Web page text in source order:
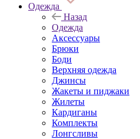
Одежда
Назад
Одежда
Аксессуары
Брюки
Боди
Верхняя одежда
Джинсы
Жакеты и пиджаки
Жилеты
Кардиганы
Комплекты
Лонгсливы